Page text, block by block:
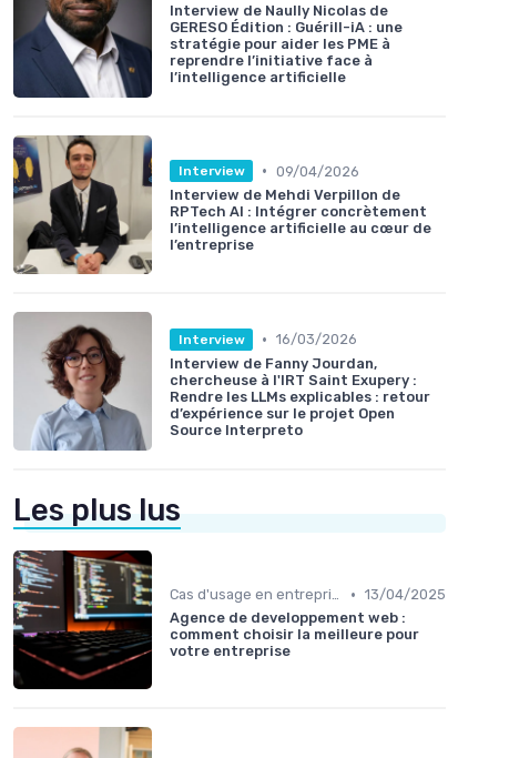
Interview de Naully Nicolas de
GERESO Édition : Guérill-iA : une
stratégie pour aider les PME à
reprendre l’initiative face à
l’intelligence artificielle
Interview • 09/04/2026
Interview de Mehdi Verpillon de
RPTech AI : Intégrer concrètement
l’intelligence artificielle au cœur de
l’entreprise
Interview • 16/03/2026
Interview de Fanny Jourdan,
chercheuse à l'IRT Saint Exupery :
Rendre les LLMs explicables : retour
d’expérience sur le projet Open
Source Interpreto
Les plus lus
Cas d'usage en entreprise • 13/04/2025
Agence de developpement web :
comment choisir la meilleure pour
votre entreprise